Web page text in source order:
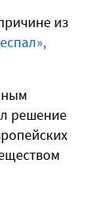
из
решение